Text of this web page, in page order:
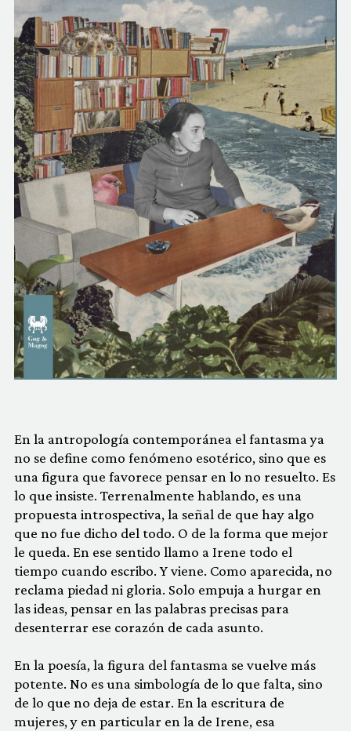
En la antropología contemporánea el fantasma ya
no se define como fenómeno esotérico, sino que es
una figura que favorece pensar en lo no resuelto. Es
lo que insiste. Terrenalmente hablando, es una
propuesta introspectiva, la señal de que hay algo
que no fue dicho del todo. O de la forma que mejor
le queda. En ese sentido llamo a Irene todo el
tiempo cuando escribo. Y viene. Como aparecida, no
reclama piedad ni gloria. Solo empuja a hurgar en
las ideas, pensar en las palabras precisas para
desenterrar ese corazón de cada asunto.
En la poesía, la figura del fantasma se vuelve más
potente. No es una simbología de lo que falta, sino
de lo que no deja de estar. En la escritura de
mujeres, y en particular en la de Irene, esa